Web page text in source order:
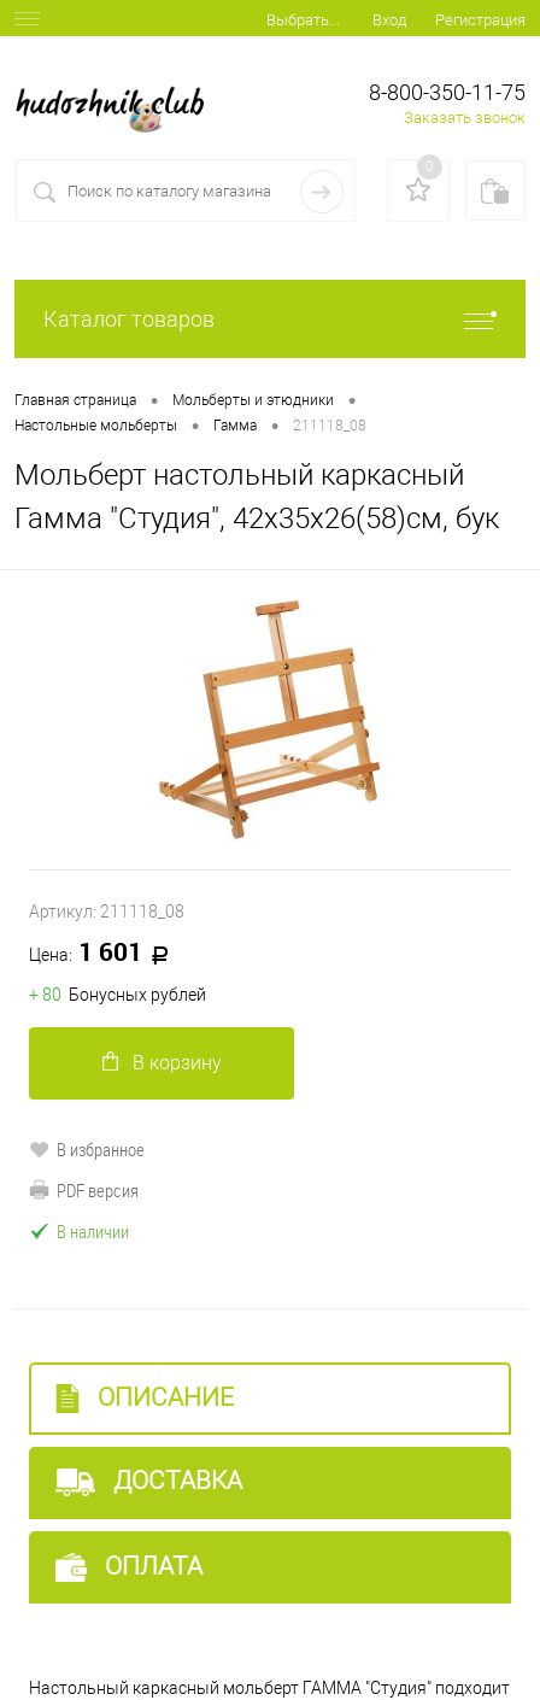
Выбрать... Вход Регистрация
8-800-350-11-75
Заказать звонок
0
Каталог товаров
Главная страница • Мольберты и этюдники •
Настольные мольберты • Гамма • 211118_08
Мольберт настольный каркасный
Гамма "Студия", 42х35х26(58)см, бук
Артикул: 211118_08
Цена: 1 601
+ 80 Бонусных рублей
В корзину
В избранное
PDF версия
В наличии
ОПИСАНИЕ
ДОСТАВКА
ОПЛАТА
Настольный каркасный мольберт ГАММА "Студия" подходит